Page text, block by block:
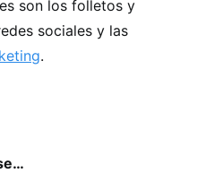
son los folletos y
sociales y las
.